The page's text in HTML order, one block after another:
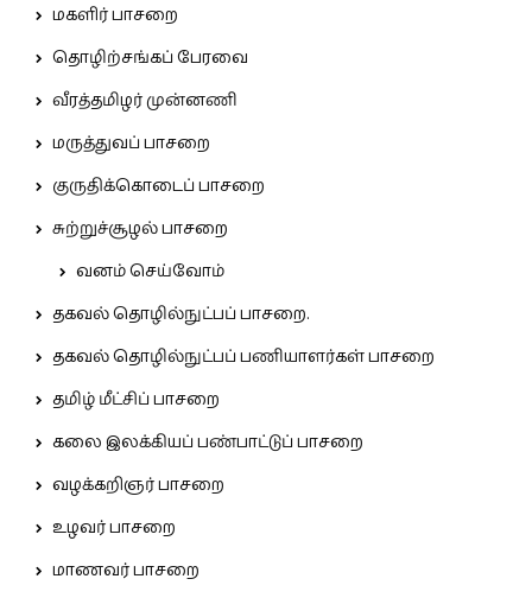
மகளிர் பாசறை
தொழிற்சங்கப் பேரவை
வீரத்தமிழர் முன்னணி
மருத்துவப் பாசறை
குருதிக்கொடைப் பாசறை
சுற்றுச்சூழல் பாசறை
வனம் செய்வோம்
தகவல் தொழில்நுட்பப் பாசறை.
தகவல் தொழில்நுட்பப் பணியாளர்கள் பாசறை
தமிழ் மீட்சிப் பாசறை
கலை இலக்கியப் பண்பாட்டுப் பாசறை
வழக்கறிஞர் பாசறை
உழவர் பாசறை
மாணவர் பாசறை